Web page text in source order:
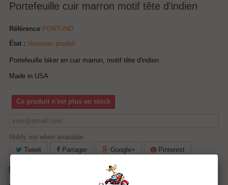
Portefeuille cuir marron motif tête d'indien
Référence PORT-IND
État : Nouveau produit
Portefeuille biker en cuir marron, motif tête d'indien
Made in USA
Ce produit n'est plus en stock
Notify me when available
Tweet
Partager Google+ Pinterest